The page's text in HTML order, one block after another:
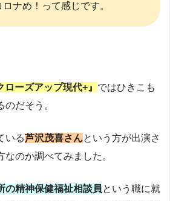
ナめ！って感じです。
ローズアップ現代+』 ではひきこも
のだそう。
いる芦沢茂喜さんという方が出演さ
のか調べてみました。
の精神保健福祉相談員という職に就